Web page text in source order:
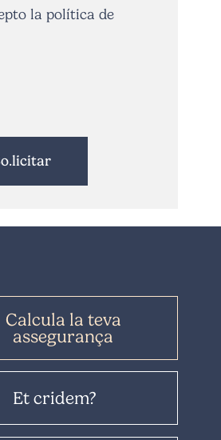
lapolítica de
Calcula la teva
assegurança
Et cridem?